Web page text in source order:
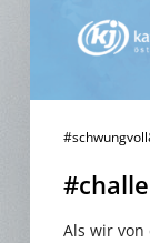
Als wir von